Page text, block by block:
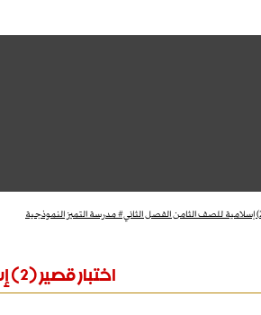
اختبار قصير (2) إسلامية للصف الثامن الفصل الثاني# مدرسة التميز النموذجية